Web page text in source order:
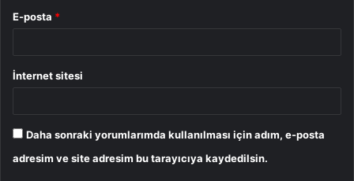
E-posta *
İnternet sitesi
Daha sonraki yorumlarımda kullanılması için adım, e-posta
adresim ve site adresim bu tarayıcıya kaydedilsin.